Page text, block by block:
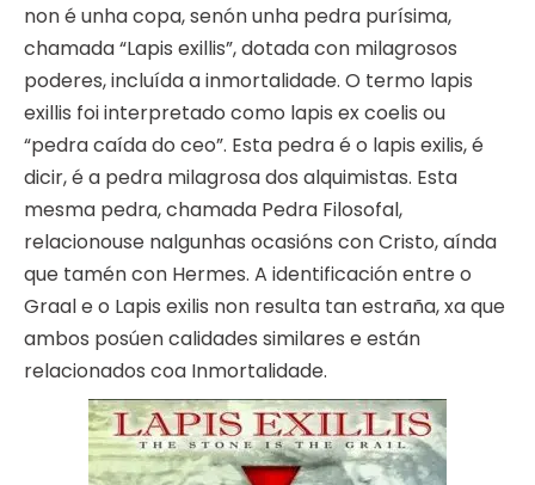
non é unha copa, senón unha pedra purísima,
chamada “Lapis exillis”, dotada con milagrosos
poderes, incluída a inmortalidade. O termo lapis
exillis foi interpretado como lapis ex coelis ou
“pedra caída do ceo”. Esta pedra é o lapis exilis, é
dicir, é a pedra milagrosa dos alquimistas. Esta
mesma pedra, chamada Pedra Filosofal,
relacionouse nalgunhas ocasións con Cristo, aínda
que tamén con Hermes. A identificación entre o
Graal e o Lapis exilis non resulta tan estraña, xa que
ambos posúen calidades similares e están
relacionados coa Inmortalidade.